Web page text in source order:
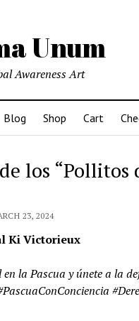
Unum
Awareness Art
Blog Shop Cart
los “Pollitos
23, 2024
Ki Victorieux
la Pascua y únete a la